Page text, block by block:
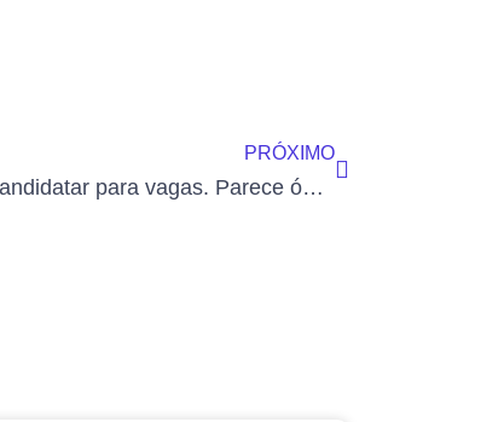
PRÓXIMO
Saiba se candidatar para vagas. Parece óbvio, mas não é.